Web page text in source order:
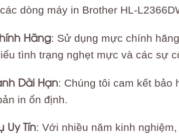
dòng máy in Brother HL-
Hãng: Sử dụng mực chính
tình trạng nghẹt mực và các sự
Dài Hạn: Chúng tôi cam kết
in ổn định.
Uy Tín: Với nhiều năm kinh